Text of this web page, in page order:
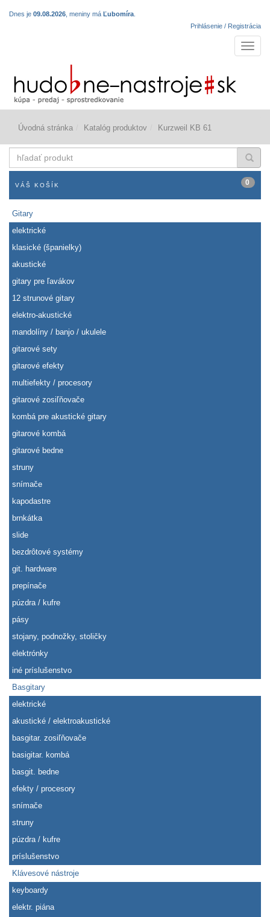
Dnes je 09.08.2026 , meniny má Ľubomíra
Prihlásenie / Registrácia
Úvodná stránka Katalóg produktov Kurzweil KB 61
produkt
VÁŠ KOŠÍK 0
Gitary
elektrické
klasické (španielky)
akustické
gitary pre ľavákov
12 strunové gitary
elektro-akustické
mandolíny / banjo / ukulele
gitarové sety
gitarové efekty
multiefekty / procesory
gitarové zosiľňovače
kombá pre akustické gitary
gitarové kombá
gitarové bedne
struny
snímače
kapodastre
brnkátka
slide
bezdrôtové systémy
git. hardware
prepínače
púzdra / kufre
pásy
stojany, podnožky, stoličky
elektrónky
iné príslušenstvo
Basgitary
elektrické
akustické / elektroakustické
basgitar. zosiľňovače
basigitar. kombá
basgit. bedne
efekty / procesory
snímače
struny
púzdra / kufre
príslušenstvo
Klávesové nástroje
keyboardy
elektr. piána